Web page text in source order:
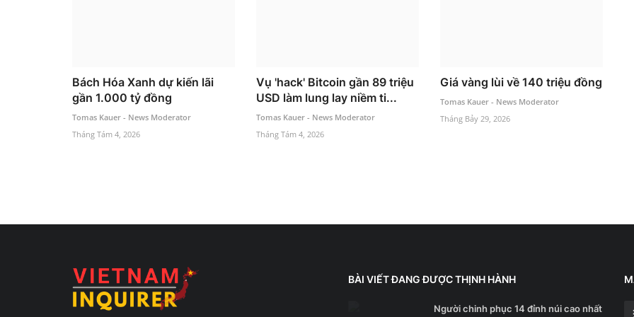
Bách Hóa Xanh dự kiến lãi
gần 1.000 tỷ đồng
Tomas Kauer - News Moderator
Tháng Tám 4, 2026
Vụ 'hack' Bitcoin gần 89 triệu
USD làm lung lay niềm ti...
Tomas Kauer - News Moderator
Tháng Tám 4, 2026
Giá vàng lùi về 140 triệu đồng
Tomas Kauer - News Moderator
Tháng Bảy 29, 2026
BÀI VIẾT ĐANG ĐƯỢC THỊNH HÀNH
Người chinh phục 14 đỉnh núi cao nhất